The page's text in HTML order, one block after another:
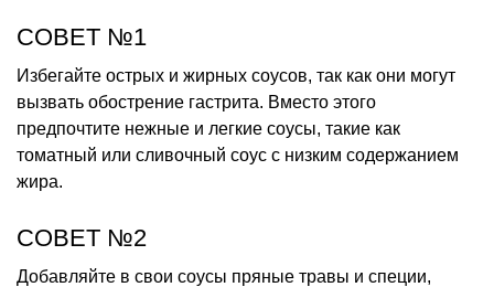
СОВЕТ №1
Избегайте острых и жирных соусов, так как они могут
вызвать обострение гастрита. Вместо этого
предпочтите нежные и легкие соусы, такие как
томатный или сливочный соус с низким содержанием
жира.
СОВЕТ №2
Добавляйте в свои соусы пряные травы и специи,